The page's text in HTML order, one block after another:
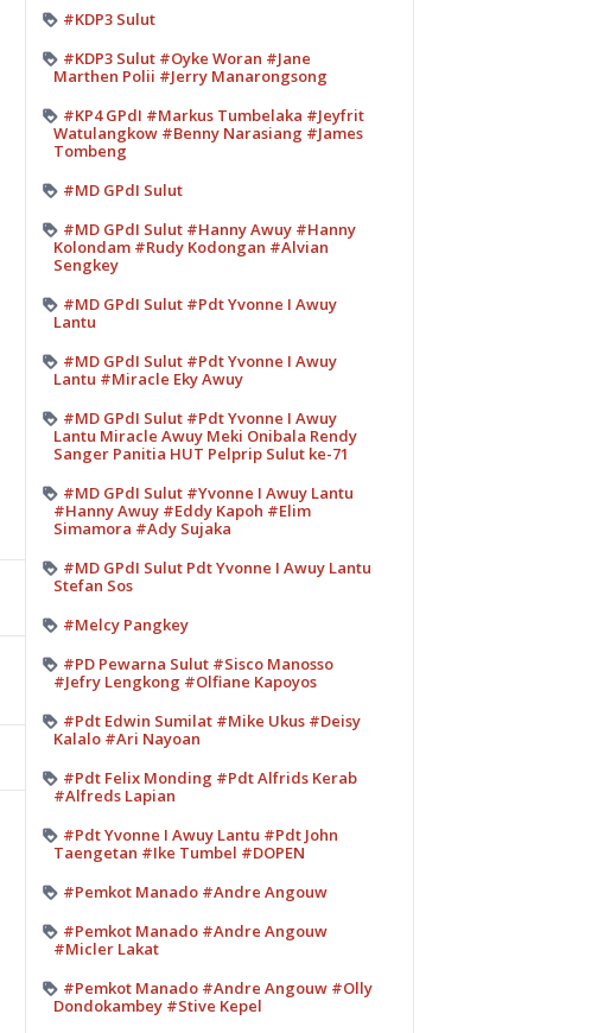
#KDP3 Sulut
#KDP3 Sulut #Oyke Woran #Jane
Marthen Polii #Jerry Manarongsong
#KP4 GPdI #Markus Tumbelaka #Jeyfrit
Watulangkow #Benny Narasiang #James
Tombeng
#MD GPdI Sulut
#MD GPdI Sulut #Hanny Awuy #Hanny
Kolondam #Rudy Kodongan #Alvian
Sengkey
#MD GPdI Sulut #Pdt Yvonne I Awuy
Lantu
#MD GPdI Sulut #Pdt Yvonne I Awuy
Lantu #Miracle Eky Awuy
#MD GPdI Sulut #Pdt Yvonne I Awuy
Lantu Miracle Awuy Meki Onibala Rendy
Sanger Panitia HUT Pelprip Sulut ke-71
#MD GPdI Sulut #Yvonne I Awuy Lantu
#Hanny Awuy #Eddy Kapoh #Elim
Simamora #Ady Sujaka
#MD GPdI Sulut Pdt Yvonne I Awuy Lantu
Stefan Sos
#Melcy Pangkey
#PD Pewarna Sulut #Sisco Manosso
#Jefry Lengkong #Olfiane Kapoyos
#Pdt Edwin Sumilat #Mike Ukus #Deisy
Kalalo #Ari Nayoan
#Pdt Felix Monding #Pdt Alfrids Kerab
#Alfreds Lapian
#Pdt Yvonne I Awuy Lantu #Pdt John
Taengetan #Ike Tumbel #DOPEN
#Pemkot Manado #Andre Angouw
#Pemkot Manado #Andre Angouw
#Micler Lakat
#Pemkot Manado #Andre Angouw #Olly
Dondokambey #Stive Kepel